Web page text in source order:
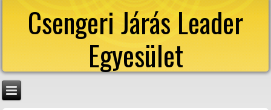
Csengeri Járás Leader
Egyesület